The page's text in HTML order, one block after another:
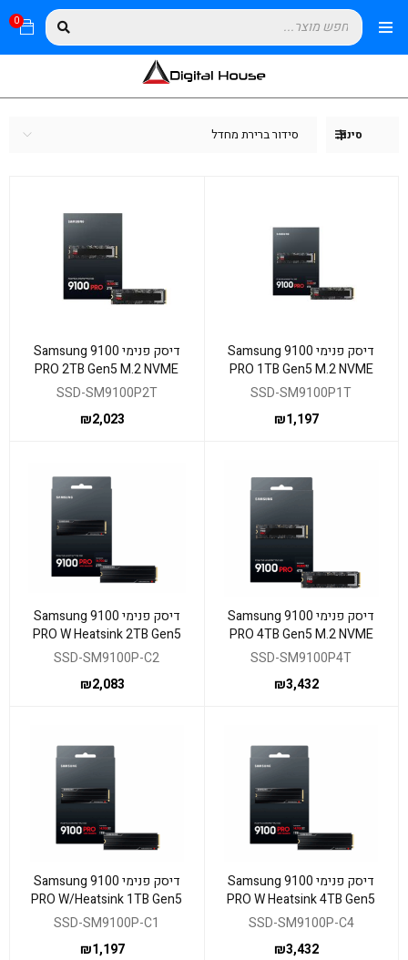
0
סינון סידור ברירת מחדל
דיסק פנימי Samsung 9100
PRO 1TB Gen5 M.2 NVME
2.0 14700/13300 RW
SSD-SM9100P1T
₪1,197
דיסק פנימי Samsung 9100
PRO 2TB Gen5 M.2 NVME
2.0 14800/13400 RW
SSD-SM9100P2T
₪2,023
דיסק פנימי Samsung 9100
PRO 4TB Gen5 M.2 NVME
2.0 14800/13400 RW
SSD-SM9100P4T
₪3,432
דיסק פנימי Samsung 9100
PRO W Heatsink 2TB Gen5
M.2 NVME 2.0
SSD-SM9100P-C2
₪2,083
דיסק פנימי Samsung 9100
PRO W Heatsink 4TB Gen5
M.2 NVME 2.0
SSD-SM9100P-C4
₪3,432
דיסק פנימי Samsung 9100
PRO W/Heatsink 1TB Gen5
M.2 NVME 2.0
SSD-SM9100P-C1
₪1,197